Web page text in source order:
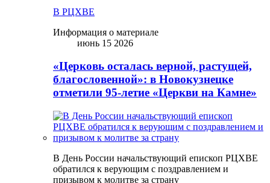
В РЦХВЕ
Информация о материале
июнь 15 2026
«Церковь осталась верной, растущей,
благословенной»: в Новокузнецке
отметили 95-летие «Церкви на Камне»
В День России начальствующий епископ РЦХВЕ
обратился к верующим с поздравлением и
призывом к молитве за страну